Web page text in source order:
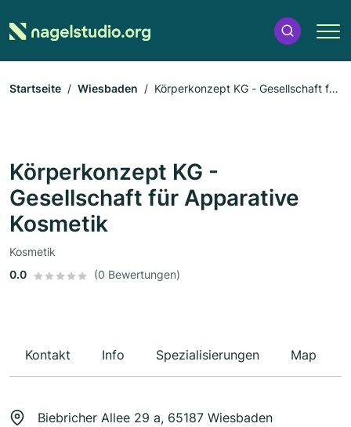
Startseite Wiesbaden
Körperkonzept KG - Gesellschaft für
Körperkonzept KG -
Gesellschaft für Apparative
Kosmetik
Kosmetik
0.0
(0 Bewertungen)
Kontakt Info Spezialisierungen Map
Biebricher Allee 29 a, 65187 Wiesbaden